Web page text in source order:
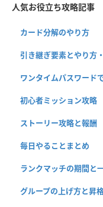
人気お役立ち攻略記事
カード分解のやり方
引き継ぎ要素とやり方
ワンタイムパスワード
初心者ミッション攻略
ストーリー攻略と報酬
毎日やることまとめ
ランクマッチの期間と
グループの上げ方と昇